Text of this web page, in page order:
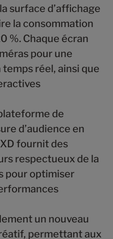
surface d’affichage
la consommation
%. Chaque écran
pour une
temps réel, ainsi que
de
d’audience en
fournit des
respectueux de la
pour optimiser
un nouveau
permettant aux